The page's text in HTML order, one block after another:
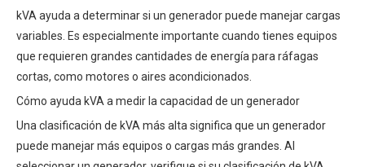
kVA ayuda a determinar si un generador puede manejar cargas
variables. Es especialmente importante cuando tienes equipos
que requieren grandes cantidades de energía para ráfagas
cortas, como motores o aires acondicionados.
Cómo ayuda kVA a medir la capacidad de un generador
Una clasificación de kVA más alta significa que un generador
puede manejar más equipos o cargas más grandes. Al